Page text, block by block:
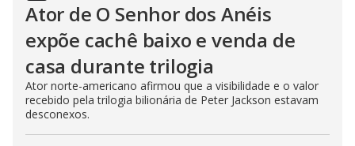
Ator de O Senhor dos Anéis
expõe cachê baixo e venda de
casa durante trilogia
Ator norte-americano afirmou que a visibilidade e o valor
recebido pela trilogia bilionária de Peter Jackson estavam
desconexos.